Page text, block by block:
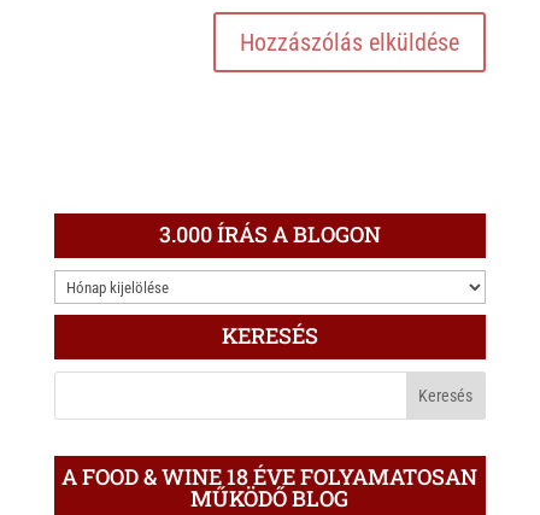
3.000 ÍRÁS A BLOGON
3.000
ÍRÁS
KERESÉS
A FOOD & WINE 18 ÉVE FOLYAMATOSAN
MŰKÖDŐ BLOG